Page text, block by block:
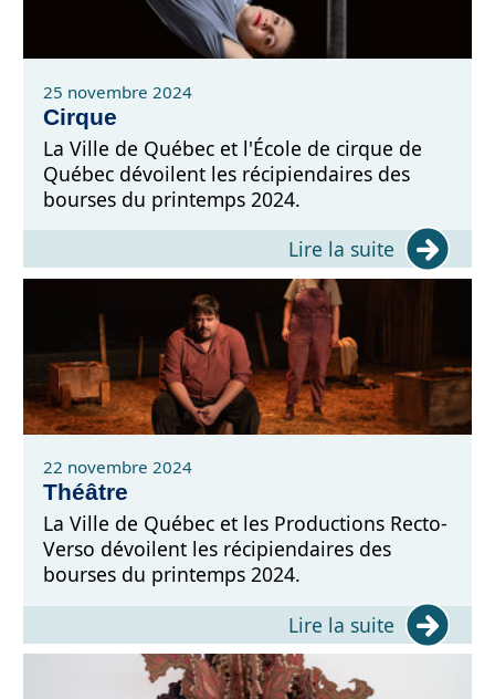
25 novembre 2024
Cirque
La Ville de Québec et l'École de cirque de
Québec dévoilent les récipiendaires des
bourses du printemps 2024.
Lire la suite
22 novembre 2024
Théâtre
La Ville de Québec et les Productions Recto-
Verso dévoilent les récipiendaires des
bourses du printemps 2024.
Lire la suite